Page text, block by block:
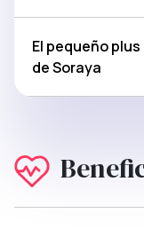
El pequeño plus
de Soraya